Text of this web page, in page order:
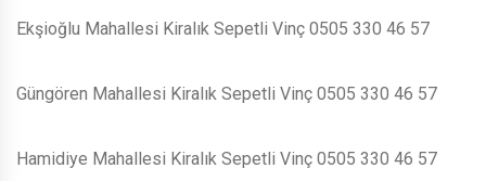
Ekşioğlu Mahallesi Kiralık Sepetli Vinç 0505 330 46 57
Güngören Mahallesi Kiralık Sepetli Vinç 0505 330 46 57
Hamidiye Mahallesi Kiralık Sepetli Vinç 0505 330 46 57